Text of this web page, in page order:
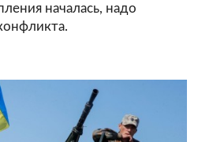
началась, надо